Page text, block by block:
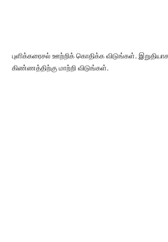
புளிக்கரைசல் ஊற்றிக் கொதிக்க விடுங்கள்.
கிண்ணத்திற்கு மாற்றி விடுங்கள்.